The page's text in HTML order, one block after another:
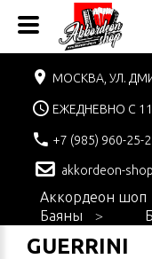
МОСКВА, УЛ.
ЕЖЕДНЕВНО С
+7 (985) 960-25-
akkordeon-
Аккордеон шоп
Баяны
GUERRINI